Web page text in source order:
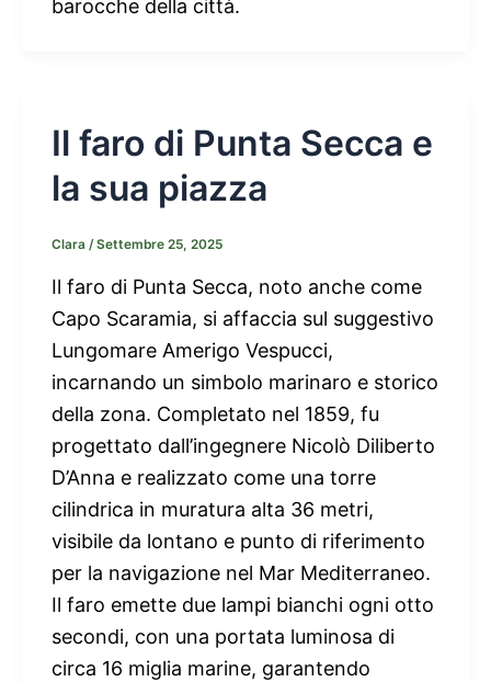
barocche della città.
Il faro di Punta Secca e
la sua piazza
Clara /Settembre 25, 2025
Il faro di Punta Secca, noto anche come
Capo Scaramia, si affaccia sul suggestivo
Lungomare Amerigo Vespucci,
incarnando un simbolo marinaro e storico
della zona. Completato nel 1859, fu
progettato dall’ingegnere Nicolò Diliberto
D’Anna e realizzato come una torre
cilindrica in muratura alta 36 metri,
visibile da lontano e punto di riferimento
per la navigazione nel Mar Mediterraneo.
Il faro emette due lampi bianchi ogni otto
secondi, con una portata luminosa di
circa 16 miglia marine, garantendo